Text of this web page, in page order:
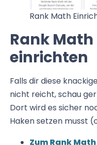
Rank Math
Rank
einrichten
Falls dir diese
nicht reicht, schau
Dort wird es sicher
Haken setzen musst
Zum Rank